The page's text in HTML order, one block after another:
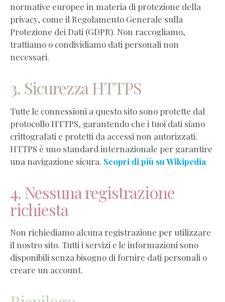
normative europee in materia di protezione della
privacy, come il Regolamento Generale sulla
Protezione dei Dati (GDPR). Non raccogliamo,
trattiamo o condividiamo dati personali non
necessari.
3. Sicurezza HTTPS
Tutte le connessioni a questo sito sono protette dal
protocollo HTTPS, garantendo che i tuoi dati siano
crittografati e protetti da accessi non autorizzati.
HTTPS è uno standard internazionale per garantire
una navigazione sicura. Scopri di più su Wikipedia
4. Nessuna registrazione
richiesta
Non richiediamo alcuna registrazione per utilizzare
il nostro sito. Tutti i servizi e le informazioni sono
disponibili senza bisogno di fornire dati personali o
creare un account.